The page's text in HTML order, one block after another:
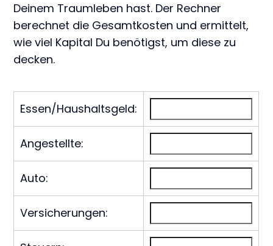
Deinem Traumleben hast. Der Rechner
berechnet die Gesamtkosten und ermittelt,
wie viel Kapital Du benötigst, um diese zu
decken.
Essen/Haushaltsgeld:
Angestellte:
Auto:
Versicherungen: